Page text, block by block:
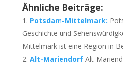
Ähnliche Beiträge:
Potsdam-Mittelmark:
Geschichte und
Mittelmark ist eine Region in
Alt-Mariendorf Alt-